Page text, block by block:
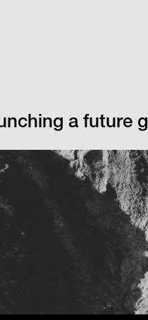
a future